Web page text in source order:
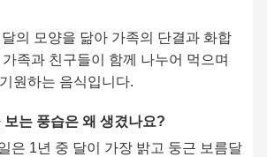
의 모양을 닮아 가족의 단결과 화합
족과 친구들이 함께 나누어 먹으며
원하는 음식입니다.
는 풍습은 왜 생겼나요?
은 1년 중 달이 가장 밝고 둥근 보름달